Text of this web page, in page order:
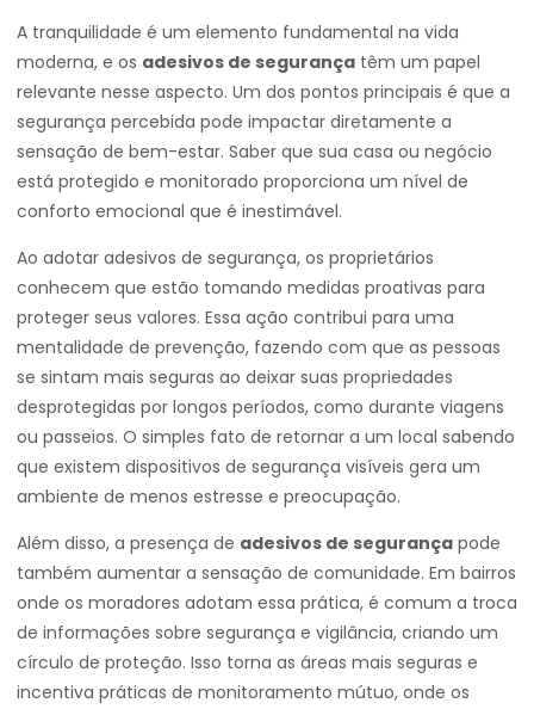
A tranquilidade é um elemento fundamental na vida
moderna, e os adesivos de segurança têm um papel
relevante nesse aspecto. Um dos pontos principais é que a
segurança percebida pode impactar diretamente a
sensação de bem-estar. Saber que sua casa ou negócio
está protegido e monitorado proporciona um nível de
conforto emocional que é inestimável.
Ao adotar adesivos de segurança, os proprietários
conhecem que estão tomando medidas proativas para
proteger seus valores. Essa ação contribui para uma
mentalidade de prevenção, fazendo com que as pessoas
se sintam mais seguras ao deixar suas propriedades
desprotegidas por longos períodos, como durante viagens
ou passeios. O simples fato de retornar a um local sabendo
que existem dispositivos de segurança visíveis gera um
ambiente de menos estresse e preocupação.
Além disso, a presença de adesivos de segurança pode
também aumentar a sensação de comunidade. Em bairros
onde os moradores adotam essa prática, é comum a troca
de informações sobre segurança e vigilância, criando um
círculo de proteção. Isso torna as áreas mais seguras e
incentiva práticas de monitoramento mútuo, onde os